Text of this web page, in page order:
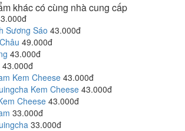
khác có cùng nhà cung cấp
Sương Sáo 43.000đ
49.000đ
43.000đ
43.000đ
Kem Cheese 43.000đ
Kem Cheese 43.000đ
Cheese43.000đ
33.000đ
33.000đ